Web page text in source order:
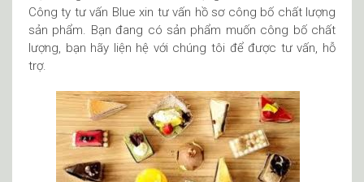
Công ty tư vấn Blue xin tư vấn hồ sơ công bố chất lượng
sản phẩm. Bạn đang có sản phẩm muốn công bố chất
lượng, bạn hãy liện hệ với chúng tôi để được tư vấn, hỗ
trợ.